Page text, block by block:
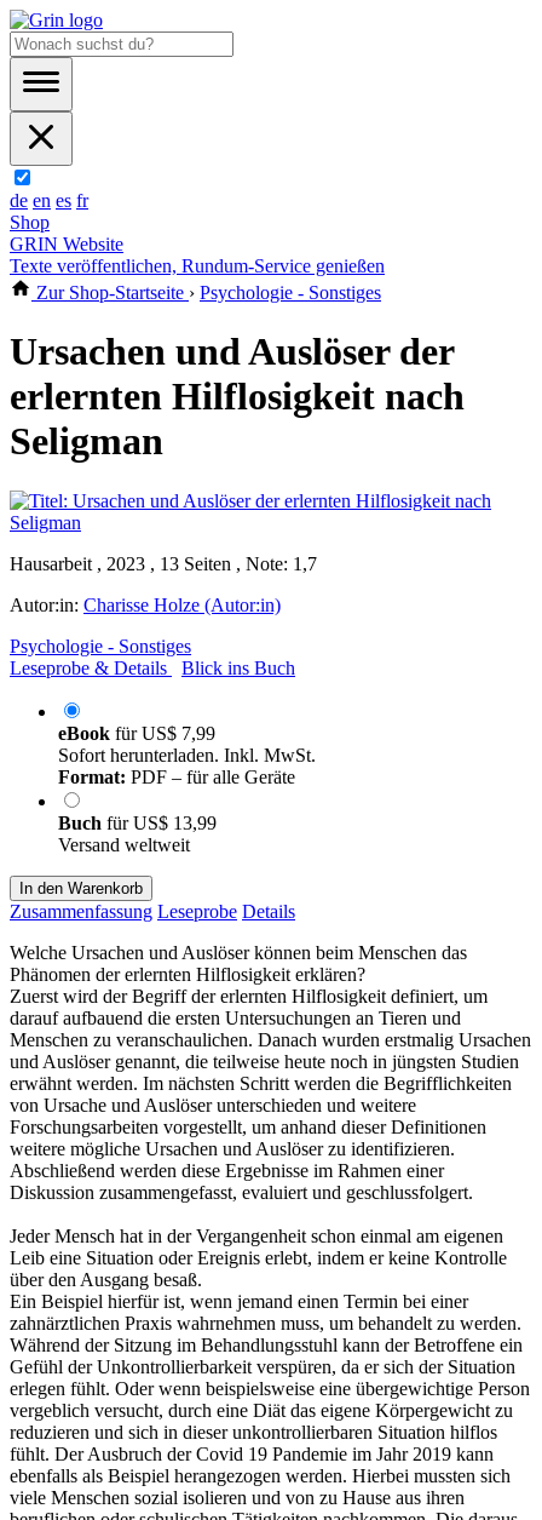
de en es fr
Shop
GRIN Website
Texte veröffentlichen, Rundum-Service genießen
Zur Shop-Startseite › Psychologie - Sonstiges
Ursachen und Auslöser der
erlernten Hilflosigkeit nach
Seligman
Hausarbeit , 2023 , 13 Seiten , Note: 1,7
Autor:in: Charisse Holze (Autor:in)
Psychologie - Sonstiges
Leseprobe & Details
Blick ins Buch
eBook fürUS$ 7,99
Sofort herunterladen. Inkl. MwSt.
Format: PDF – für alle Geräte
Buch fürUS$ 13,99
Versand weltweit
In den Warenkorb
Zusammenfassung Leseprobe Details
Welche Ursachen und Auslöser können beim Menschen das
Phänomen der erlernten Hilflosigkeit erklären?
Zuerst wird der Begriff der erlernten Hilflosigkeit definiert, um
darauf aufbauend die ersten Untersuchungen an Tieren und
Menschen zu veranschaulichen. Danach wurden erstmalig Ursachen
und Auslöser genannt, die teilweise heute noch in jüngsten Studien
erwähnt werden. Im nächsten Schritt werden die Begrifflichkeiten
von Ursache und Auslöser unterschieden und weitere
Forschungsarbeiten vorgestellt, um anhand dieser Definitionen
weitere mögliche Ursachen und Auslöser zu identifizieren.
Abschließend werden diese Ergebnisse im Rahmen einer
Diskussion zusammengefasst, evaluiert und geschlussfolgert.
Jeder Mensch hat in der Vergangenheit schon einmal am eigenen
Leib eine Situation oder Ereignis erlebt, indem er keine Kontrolle
über den Ausgang besaß.
Ein Beispiel hierfür ist, wenn jemand einen Termin bei einer
zahnärztlichen Praxis wahrnehmen muss, um behandelt zu werden.
Während der Sitzung im Behandlungsstuhl kann der Betroffene ein
Gefühl der Unkontrollierbarkeit verspüren, da er sich der Situation
erlegen fühlt. Oder wenn beispielsweise eine übergewichtige Person
vergeblich versucht, durch eine Diät das eigene Körpergewicht zu
reduzieren und sich in dieser unkontrollierbaren Situation hilflos
fühlt. Der Ausbruch der Covid 19 Pandemie im Jahr 2019 kann
ebenfalls als Beispiel herangezogen werden. Hierbei mussten sich
viele Menschen sozial isolieren und von zu Hause aus ihren